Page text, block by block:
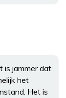
is jammer dat
het
Het is